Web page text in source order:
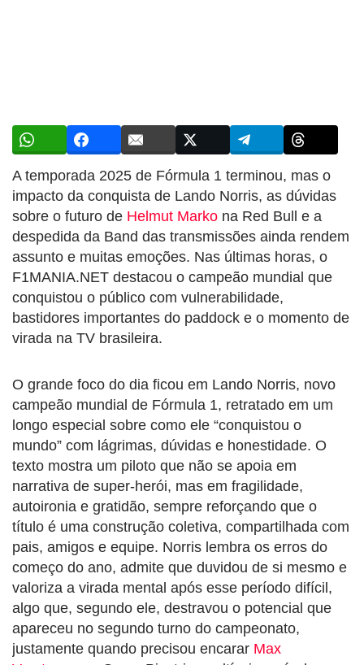
A temporada 2025 de Fórmula 1 terminou, mas o
impacto da conquista de Lando Norris, as dúvidas
sobre o futuro de Helmut Marko na Red Bull e a
despedida da Band das transmissões ainda rendem
assunto e muitas emoções. Nas últimas horas, o
F1MANIA.NET destacou o campeão mundial que
conquistou o público com vulnerabilidade,
bastidores importantes do paddock e o momento de
virada na TV brasileira.
O grande foco do dia ficou em Lando Norris, novo
campeão mundial de Fórmula 1, retratado em um
longo especial sobre como ele “conquistou o
mundo” com lágrimas, dúvidas e honestidade. O
texto mostra um piloto que não se apoia em
narrativa de super-herói, mas em fragilidade,
autoironia e gratidão, sempre reforçando que o
título é uma construção coletiva, compartilhada com
pais, amigos e equipe. Norris lembra os erros do
começo do ano, admite que duvidou de si mesmo e
valoriza a virada mental após esse período difícil,
algo que, segundo ele, destravou o potencial que
apareceu no segundo turno do campeonato,
justamente quando precisou encarar Max